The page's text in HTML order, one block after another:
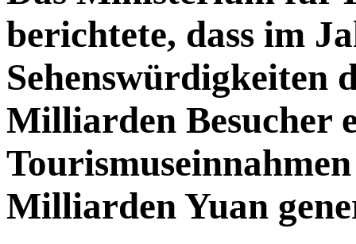
berichtete, dass im
Sehenswürdigkeiten
Milliarden Besucher
Milliarden Yuan